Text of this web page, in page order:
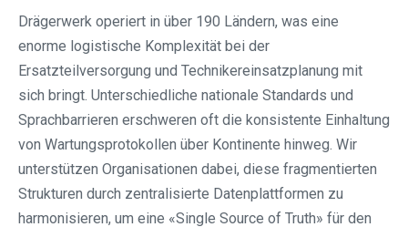
Drägerwerk operiert in über 190 Ländern, was eine
enorme logistische Komplexität bei der
Ersatzteilversorgung und Technikereinsatzplanung mit
sich bringt. Unterschiedliche nationale Standards und
Sprachbarrieren erschweren oft die konsistente Einhaltung
von Wartungsprotokollen über Kontinente hinweg. Wir
unterstützen Organisationen dabei, diese fragmentierten
Strukturen durch zentralisierte Datenplattformen zu
harmonisieren, um eine «Single Source of Truth» für den